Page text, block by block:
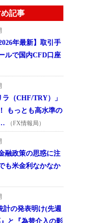
記事
年最新】取引手
ルで国内CFD口座
（CHF/TRY）」
もっとも高水準の
（FX情報局）
融政策の思惑に注
も米金利なかなか
計の発表明け(先週
と『為替介入の影